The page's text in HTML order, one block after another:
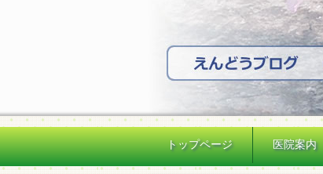
トップページ 医院案内